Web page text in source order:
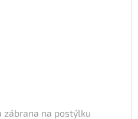
zábrana na postýlku